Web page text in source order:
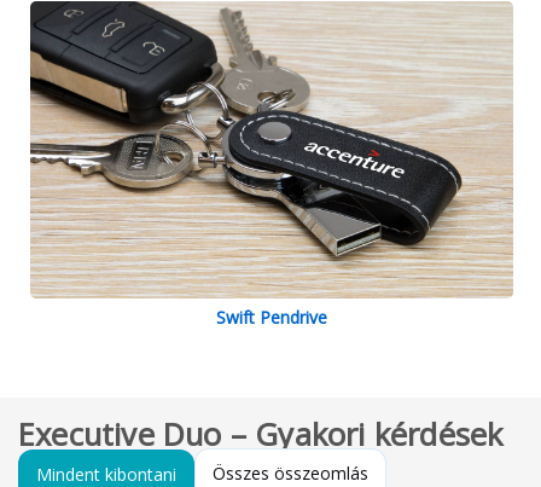
Swift Pendrive
Executive Duo – Gyakori kérdések
Mindent kibontani Összes összeomlás